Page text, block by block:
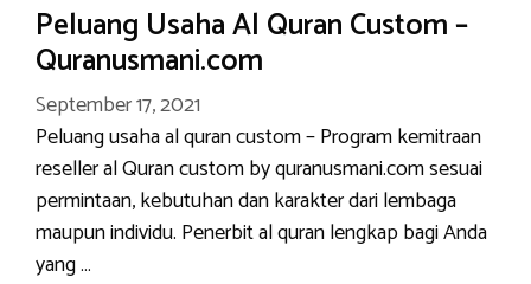
Peluang Usaha Al Quran Custom –
Quranusmani.com
September 17, 2021
Peluang usaha al quran custom – Program kemitraan
reseller al Quran custom by quranusmani.com sesuai
permintaan, kebutuhan dan karakter dari lembaga
maupun individu. Penerbit al quran lengkap bagi Anda
yang …